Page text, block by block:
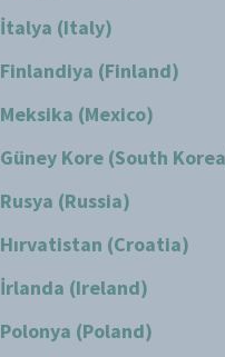
İtalya (Italy)
Finlandiya (Finland)
Meksika (Mexico)
Güney Kore (South
Rusya (Russia)
Hırvatistan (Croatia)
İrlanda (Ireland)
Polonya (Poland)